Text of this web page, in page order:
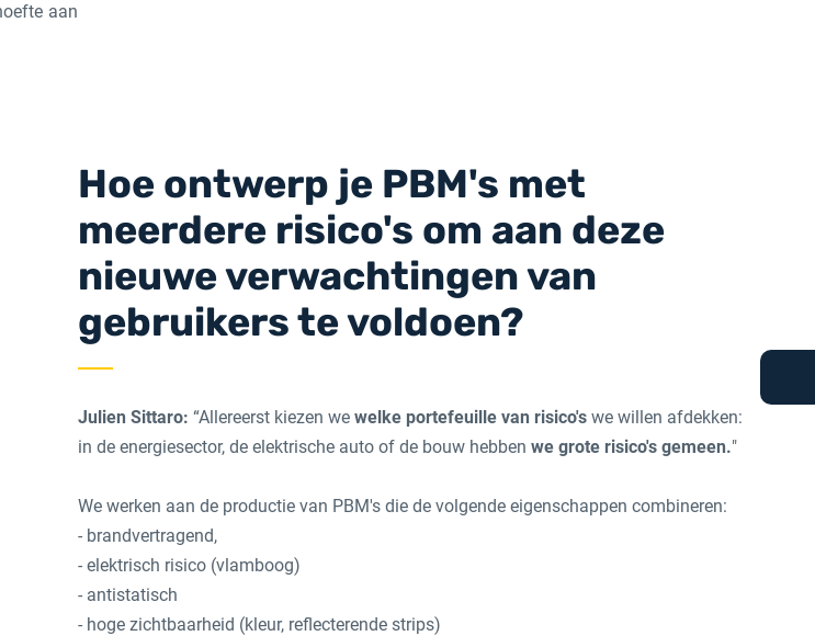
aan
Hoe ontwerp je PBM's met
meerdere risico's om aan deze
nieuwe verwachtingen van
gebruikers te voldoen?
Julien Sittaro: “Allereerst kiezen wewelke portefeuille van risico's we willen afdekken:
in de energiesector, de elektrische auto of de bouw hebben we grote risico's gemeen."
We werken aan de productie van PBM's die de volgende eigenschappen combineren:
- brandvertragend,
- elektrisch risico (vlamboog)
- antistatisch
- hoge zichtbaarheid (kleur, reflecterende strips)